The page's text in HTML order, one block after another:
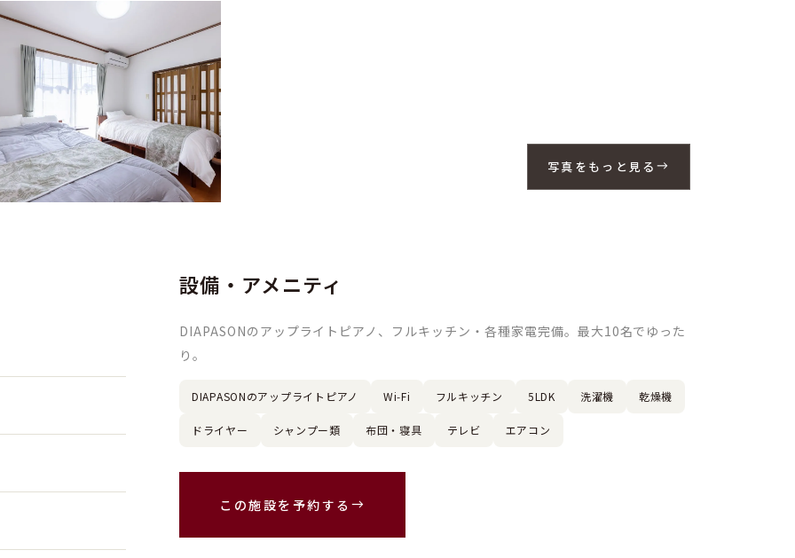
写真をもっと見る
設備・アメニティ
DIAPASONのアップライトピアノ、フルキッチン・各種家電完備。最大10名でゆった
り。
DIAPASONのアップライトピアノ Wi‑Fi フルキッチン 5LDK 洗濯機 乾燥機
ドライヤー シャンプー類 布団・寝具 テレビ エアコン
この施設を予約する